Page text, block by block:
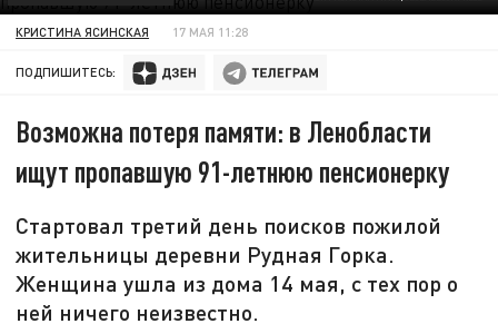
КРИСТИНА ЯСИНСКАЯ 17 МАЯ 11:28
ПОДПИШИТЕСЬ:
Возможна потеря памяти: в Ленобласти
ищут пропавшую 91-летнюю пенсионерку
Стартовал третий день поисков пожилой
жительницы деревни Рудная Горка.
Женщина ушла из дома 14 мая, с тех пор о
ней ничего неизвестно.